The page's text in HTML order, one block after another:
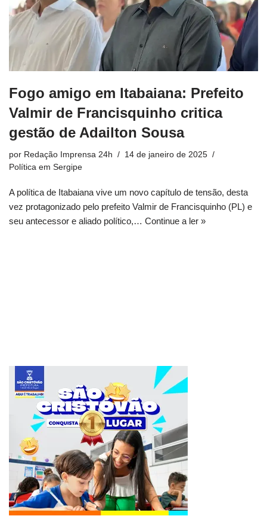
Fogo amigo em Itabaiana: Prefeito
Valmir de Francisquinho critica
gestão de Adailton Sousa
por Redação Imprensa 24h
14 de janeiro de 2025
Política em Sergipe
A política de Itabaiana vive um novo capítulo de tensão, desta
vez protagonizado pelo prefeito Valmir de Francisquinho (PL) e
seu antecessor e aliado político,… Continue a ler »